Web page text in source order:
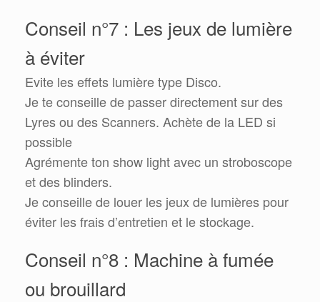
Conseil n°7 : Les jeux de lumière
à éviter
Evite les effets lumière type Disco.
Je te conseille de passer directement sur des
Lyres ou des Scanners. Achète de la LED si
possible
Agrémente ton show light avec un stroboscope
et des blinders.
Je conseille de louer les jeux de lumières pour
éviter les frais d’entretien et le stockage.
Conseil n°8 : Machine à fumée
ou brouillard